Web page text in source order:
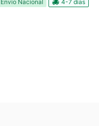
Envio Nacional 4-7 dias